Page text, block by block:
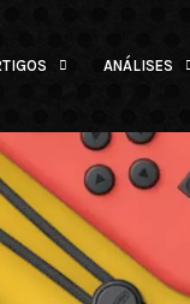
ANÁLISES